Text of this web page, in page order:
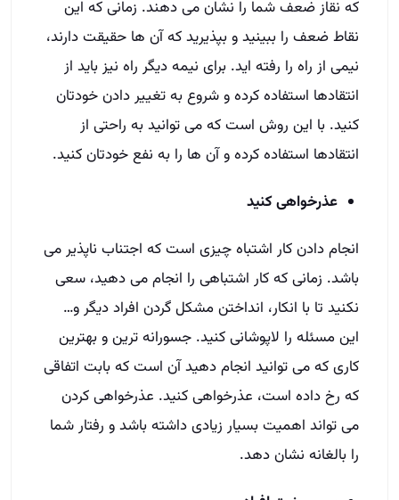
که نقاز ضعف شما را نشان می دهند. زمانی که این
نقاط ضعف را ببینید و بپذیرید که آن ها حقیقت دارند،
نیمی از راه را رفته اید. برای نیمه دیگر راه نیز باید از
انتقادها استفاده کرده و شروع به تغییر دادن خودتان
کنید. با این روش است که می توانید به راحتی از
انتقادها استفاده کرده و آن ها را به نفع خودتان کنید.
عذرخواهی کنید
انجام دادن کار اشتباه چیزی است که اجتناب ناپذیر می
باشد. زمانی که کار اشتباهی را انجام می دهید، سعی
نکنید تا با انکار، انداختن مشکل گردن افراد دیگر و…
این مسئله را لاپوشانی کنید. جسورانه ترین و بهترین
کاری که می توانید انجام دهید آن است که بابت اتفاقی
که رخ داده است، عذرخواهی کنید. عذرخواهی کردن
می تواند اهمیت بسیار زیادی داشته باشد و رفتار شما
را بالغانه نشان دهد.